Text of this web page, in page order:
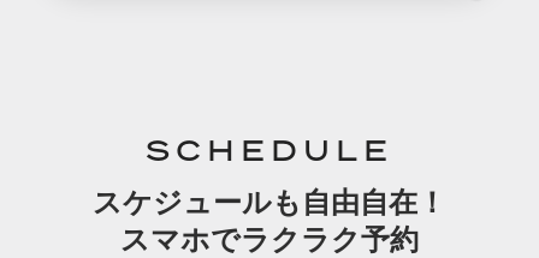
SCHEDULE
スケジュールも自由自在！
スマホでラクラク予約